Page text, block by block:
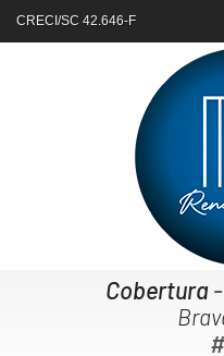
CRECI/SC 42.646-F
Cobertura-